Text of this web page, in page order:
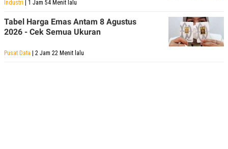
Industri | 1 Jam 54 Menit lalu
Tabel Harga Emas Antam 8 Agustus
2026 - Cek Semua Ukuran
Pusat Data | 2 Jam 22 Menit lalu